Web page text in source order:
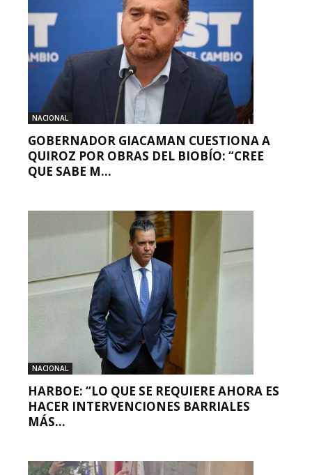
NACIONAL
GOBERNADOR GIACAMAN CUESTIONA A
QUIROZ POR OBRAS DEL BIOBÍO: “CREE
QUE SABE M...
NACIONAL
HARBOE: “LO QUE SE REQUIERE AHORA ES
HACER INTERVENCIONES BARRIALES
MÁS...